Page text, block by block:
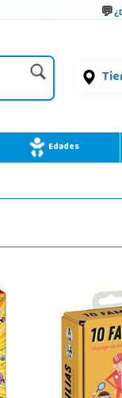
Edades